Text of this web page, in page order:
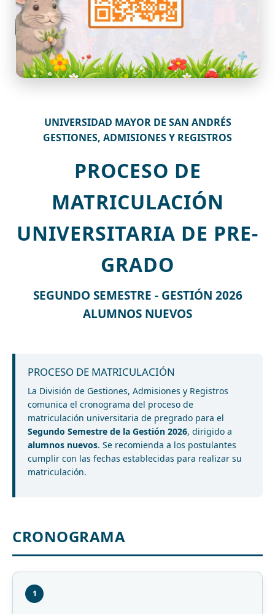
UNIVERSIDAD MAYOR DE SAN ANDRÉS
GESTIONES, ADMISIONES Y REGISTROS
PROCESO DE
MATRICULACIÓN
UNIVERSITARIA DE PRE-
GRADO
SEGUNDO SEMESTRE - GESTIÓN 2026
ALUMNOS NUEVOS
PROCESO DE MATRICULACIÓN
La División de Gestiones, Admisiones y Registros
comunica el cronograma del proceso de
matriculación universitaria de pregrado para el
Segundo Semestre de la Gestión 2026, dirigido a
alumnos nuevos. Se recomienda a los postulantes
cumplir con las fechas establecidas para realizar su
matriculación.
CRONOGRAMA
1